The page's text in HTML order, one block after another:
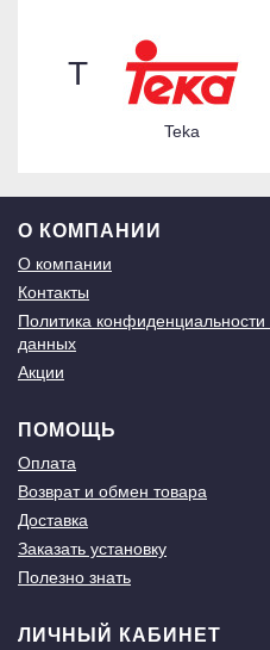
T
Teka
О КОМПАНИИ
О компании
Контакты
Политика
данных
Акции
ПОМОЩЬ
Оплата
Возврат и обмен товара
Доставка
Заказать установку
Полезно знать
ЛИЧНЫЙ КАБИНЕТ